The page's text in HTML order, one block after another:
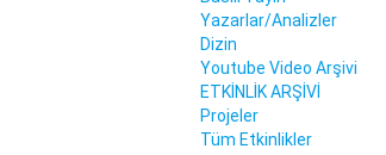
Yazarlar/Analizler
Dizin
Youtube Video Arşivi
ETKİNLİK ARŞİVİ
Projeler
Tüm Etkinlikler